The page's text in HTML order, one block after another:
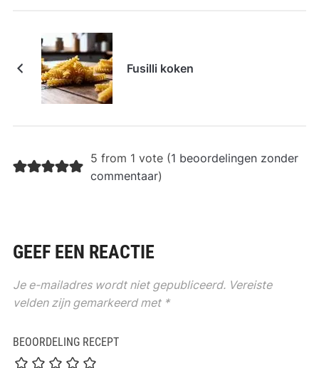
Fusilli koken
5 from 1 vote (1 beoordelingen zonder
commentaar)
GEEF EEN REACTIE
Je e-mailadres wordt niet gepubliceerd. Vereiste
velden zijn gemarkeerd met *
BEOORDELING RECEPT